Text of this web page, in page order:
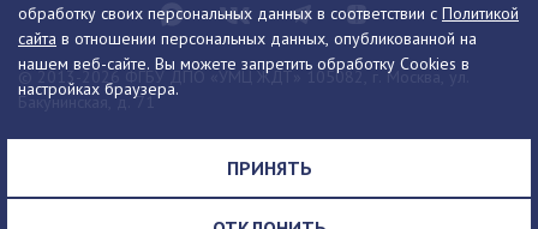
обработку своих персональных данных в соответствии с Политикой
сайта в отношении персональных данных, опубликованной на
нашем веб-сайте. Вы можете запретить обработку Cookies в
настройках браузера.
ПРИНЯТЬ
© 2013-2026 ФГБУ ДПО «УМЦ ЖДТ» 105082, г. Москва, ул.
Бакунинская, д. 71
Телефон:8 (495) 739-00-30 info@umczdt.ru
схема проезда